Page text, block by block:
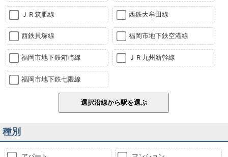
ＪＲ筑肥線 西鉄大牟田線
西鉄貝塚線 福岡市地下鉄空港線
福岡市地下鉄箱崎線 ＪＲ九州新幹線
福岡市地下鉄七隈線
種別